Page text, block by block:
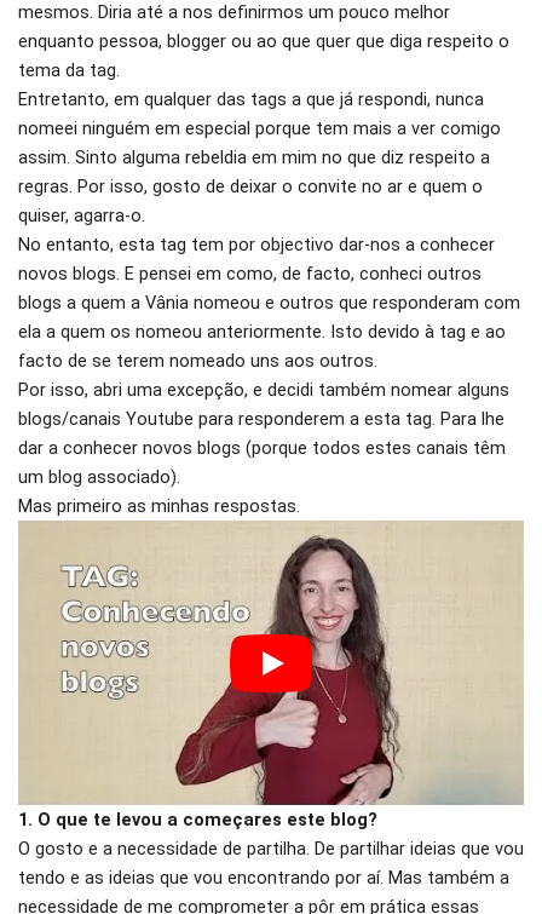
mesmos. Diria até a nos definirmos um pouco melhor
enquanto pessoa, blogger ou ao que quer que diga respeito o
tema da tag.
Entretanto, em qualquer das tags a que já respondi, nunca
nomeei ninguém em especial porque tem mais a ver comigo
assim. Sinto alguma rebeldia em mim no que diz respeito a
regras. Por isso, gosto de deixar o convite no ar e quem o
quiser, agarra-o.
No entanto, esta tag tem por objectivo dar-nos a conhecer
novos blogs. E pensei em como, de facto, conheci outros
blogs a quem a Vânia nomeou e outros que responderam com
ela a quem os nomeou anteriormente. Isto devido à tag e ao
facto de se terem nomeado uns aos outros.
Por isso, abri uma excepção, e decidi também nomear alguns
blogs/canais Youtube para responderem a esta tag. Para lhe
dar a conhecer novos blogs (porque todos estes canais têm
um blog associado).
Mas primeiro as minhas respostas.
1. O que te levou a começares este blog?
O gosto e a necessidade de partilha. De partilhar ideias que vou
tendo e as ideias que vou encontrando por aí. Mas também a
necessidade de me comprometer a pôr em prática essas